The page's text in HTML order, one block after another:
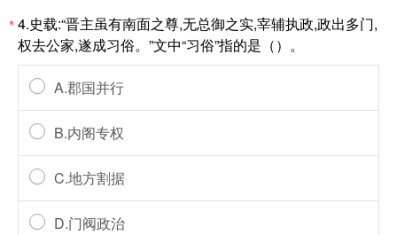
*4.史载:“晋主虽有南面之尊,无总御之实,宰辅执政,政出多门,
权去公家,遂成习俗。”文中“习俗”指的是（）。
A.郡国并行
B.内阁专权
C.地方割据
D.门阀政治